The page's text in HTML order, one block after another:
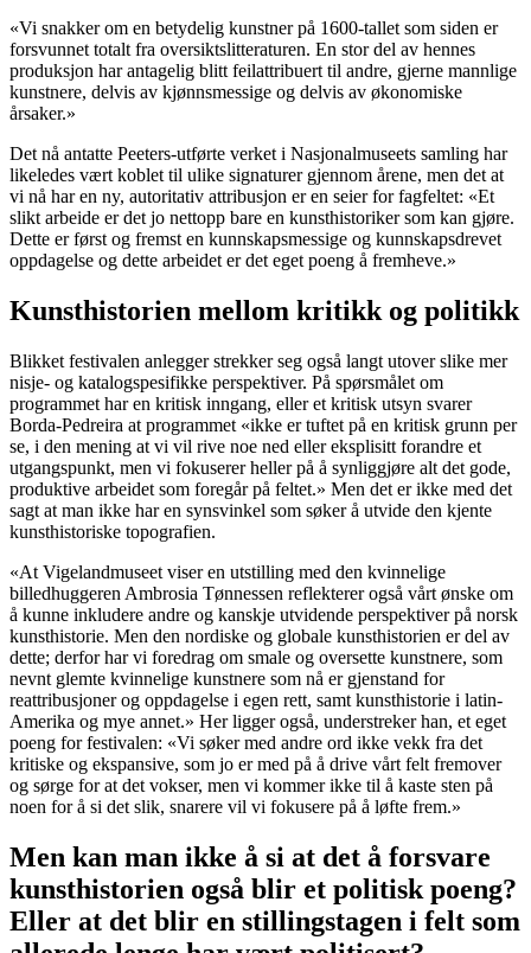
«Vi snakker om en betydelig kunstner på 1600-tallet som siden er
forsvunnet totalt fra oversiktslitteraturen. En stor del av hennes
produksjon har antagelig blitt feilattribuert til andre, gjerne mannlige
kunstnere, delvis av kjønnsmessige og delvis av økonomiske
årsaker.»
Det nå antatte Peeters-utførte verket i Nasjonalmuseets samling har
likeledes vært koblet til ulike signaturer gjennom årene, men det at
vi nå har en ny, autoritativ attribusjon er en seier for fagfeltet: «Et
slikt arbeide er det jo nettopp bare en kunsthistoriker som kan gjøre.
Dette er først og fremst en kunnskapsmessige og kunnskapsdrevet
oppdagelse og dette arbeidet er det eget poeng å fremheve.»
Kunsthistorien mellom kritikk og politikk
Blikket festivalen anlegger strekker seg også langt utover slike mer
nisje- og katalogspesifikke perspektiver. På spørsmålet om
programmet har en kritisk inngang, eller et kritisk utsyn svarer
Borda-Pedreira at programmet «ikke er tuftet på en kritisk grunn per
se, i den mening at vi vil rive noe ned eller eksplisitt forandre et
utgangspunkt, men vi fokuserer heller på å synliggjøre alt det gode,
produktive arbeidet som foregår på feltet.» Men det er ikke med det
sagt at man ikke har en synsvinkel som søker å utvide den kjente
kunsthistoriske topografien.
«At Vigelandmuseet viser en utstilling med den kvinnelige
billedhuggeren Ambrosia Tønnessen reflekterer også vårt ønske om
å kunne inkludere andre og kanskje utvidende perspektiver på norsk
kunsthistorie. Men den nordiske og globale kunsthistorien er del av
dette; derfor har vi foredrag om smale og oversette kunstnere, som
nevnt glemte kvinnelige kunstnere som nå er gjenstand for
reattribusjoner og oppdagelse i egen rett, samt kunsthistorie i latin-
Amerika og mye annet.» Her ligger også, understreker han, et eget
poeng for festivalen: «Vi søker med andre ord ikke vekk fra det
kritiske og ekspansive, som jo er med på å drive vårt felt fremover
og sørge for at det vokser, men vi kommer ikke til å kaste sten på
noen for å si det slik, snarere vil vi fokusere på å løfte frem.»
Men kan man ikke å si at det å forsvare
kunsthistorien også blir et politisk poeng?
Eller at det blir en stillingstagen i felt som